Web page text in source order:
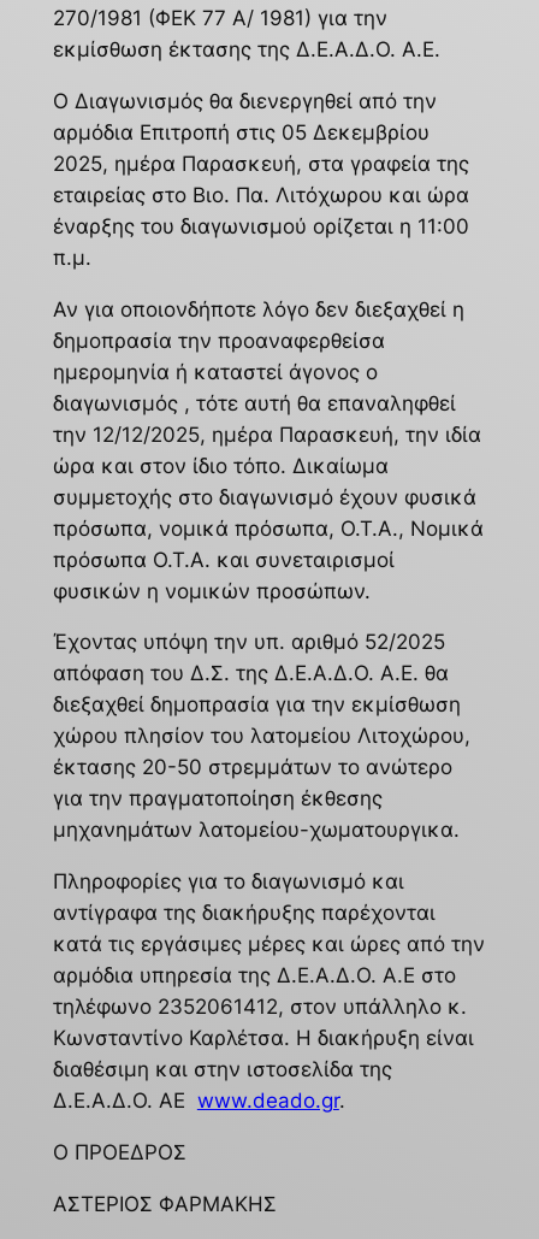
270/1981 (ΦΕΚ 77 Α/ 1981) για την
εκμίσθωση έκτασης της Δ.Ε.Α.Δ.Ο. Α.Ε.
Ο Διαγωνισμός θα διενεργηθεί από την
αρμόδια Επιτροπή στις 05 Δεκεμβρίου
2025, ημέρα Παρασκευή, στα γραφεία της
εταιρείας στο Βιο. Πα. Λιτόχωρου και ώρα
έναρξης του διαγωνισμού ορίζεται η 11:00
π.μ.
Αν για οποιονδήποτε λόγο δεν διεξαχθεί η
δημοπρασία την προαναφερθείσα
ημερομηνία ή καταστεί άγονος ο
διαγωνισμός , τότε αυτή θα επαναληφθεί
την 12/12/2025, ημέρα Παρασκευή, την ιδία
ώρα και στον ίδιο τόπο. Δικαίωμα
συμμετοχής στο διαγωνισμό έχουν φυσικά
πρόσωπα, νομικά πρόσωπα, Ο.Τ.Α., Νομικά
πρόσωπα Ο.Τ.Α. και συνεταιρισμοί
φυσικών η νομικών προσώπων.
Έχοντας υπόψη την υπ. αριθμό 52/2025
απόφαση του Δ.Σ. της Δ.Ε.Α.Δ.Ο. Α.Ε. θα
διεξαχθεί δημοπρασία για την εκμίσθωση
χώρου πλησίον του λατομείου Λιτοχώρου,
έκτασης 20-50 στρεμμάτων το ανώτερο
για την πραγματοποίηση έκθεσης
μηχανημάτων λατομείου-χωματουργικα.
Πληροφορίες για το διαγωνισμό και
αντίγραφα της διακήρυξης παρέχονται
κατά τις εργάσιμες μέρες και ώρες από την
αρμόδια υπηρεσία της Δ.Ε.Α.Δ.Ο. Α.Ε στο
τηλέφωνο 2352061412, στον υπάλληλο κ.
Κωνσταντίνο Καρλέτσα. Η διακήρυξη είναι
διαθέσιμη και στην ιστοσελίδα της
Δ.Ε.Α.Δ.Ο. ΑΕ www.deado.gr.
Ο ΠΡΟΕΔΡΟΣ
ΑΣΤΕΡΙΟΣ ΦΑΡΜΑΚΗΣ